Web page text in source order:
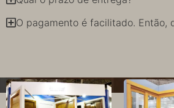
O pagamento é facilitado. Então,